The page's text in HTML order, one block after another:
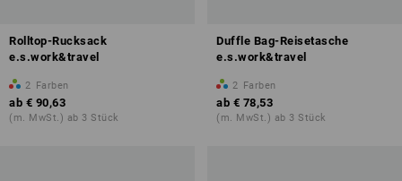
Rolltop-Rucksack
e.s.work&travel
2 Farben
ab € 90,63
(m. MwSt.) ab 3 Stück
Duffle Bag-Reisetasche
e.s.work&travel
2 Farben
ab € 78,53
(m. MwSt.) ab 3 Stück